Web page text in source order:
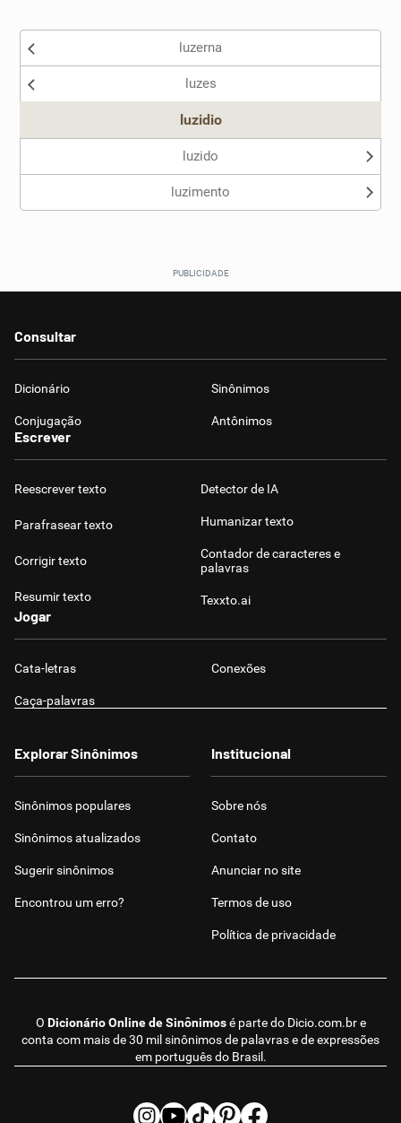
Nenhum dos sinônimos apresentados me ajudou
luzerna
luzes
luzidio
luzido
luzimento
Consultar
Dicionário Sinônimos
Conjugação Antônimos
Escrever
Reescrever texto
Parafrasear texto
Corrigir texto
Resumir texto
Detector de IA
Humanizar texto
Contador de caracteres e
palavras
Texxto.ai
Jogar
Cata-letras Conexões
Caça-palavras
O Dicionário Online de Sinônimosé parte do Dicio.com.bre
conta com mais de 30 mil sinônimos de palavras e de expressões
em português do Brasil.
Explorar Sinônimos
Sinônimos populares
Sinônimos atualizados
Sugerir sinônimos
Encontrou um erro?
Institucional
Sobre nós
Contato
Anunciar no site
Termos de uso
Política de privacidade